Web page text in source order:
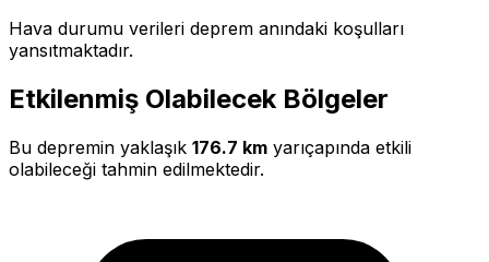
Hava durumu verileri deprem anındaki koşulları
yansıtmaktadır.
Etkilenmiş Olabilecek Bölgeler
Bu depremin yaklaşık 176.7 km yarıçapında etkili
olabileceği tahmin edilmektedir.